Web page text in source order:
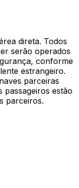
direta. Todos
serão operados
conforme
estrangeiro.
parceiras
estão
parceiros.